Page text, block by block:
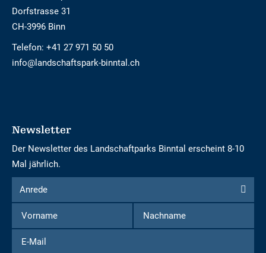
Dorfstrasse 31
CH-3996 Binn
Telefon: +41 27 971 50 50
info@landschaftspark-binntal.ch
Newsletter
Der Newsletter des Landschaftparks Binntal erscheint 8-10
Mal jährlich.
Formular
um
sich
für
den
Anrede
Anrede
Vorname
Nachname